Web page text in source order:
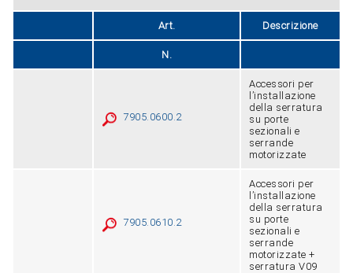
Art. Descrizione
N.
7905.0600.2
Accessori per
l’installazione
della serratura
su porte
sezionali e
serrande
motorizzate
7905.0610.2
Accessori per
l’installazione
della serratura
su porte
sezionali e
serrande
motorizzate +
serratura V09